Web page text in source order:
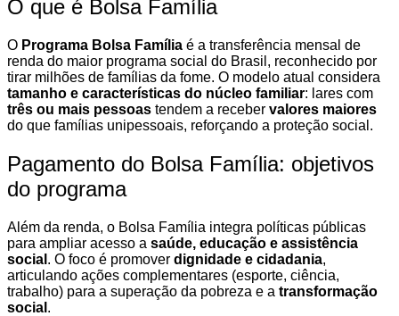
O que é Bolsa Família
O Programa Bolsa Família é a transferência mensal de
renda do maior programa social do Brasil, reconhecido por
tirar milhões de famílias da fome. O modelo atual considera
tamanho e características do núcleo familiar: lares com
três ou mais pessoas tendem a receber valores maiores
do que famílias unipessoais, reforçando a proteção social.
Pagamento do Bolsa Família: objetivos
do programa
Além da renda, o Bolsa Família integra políticas públicas
para ampliar acesso a saúde, educação e assistência
social . O foco é promover dignidade e cidadania,
articulando ações complementares (esporte, ciência,
trabalho) para a superação da pobreza e a transformação
social .